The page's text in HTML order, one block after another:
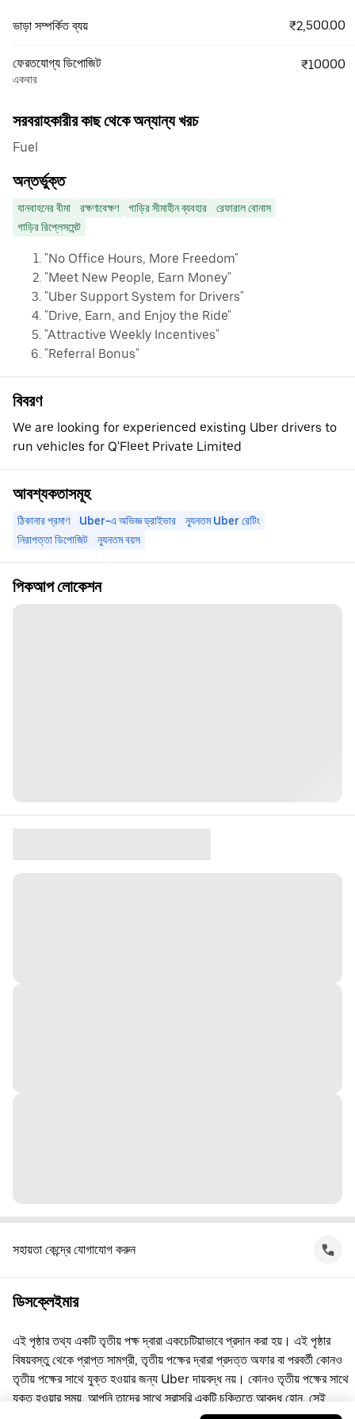
ভাড়া সম্পর্কিত ব্যয় ₹2,500.00
ফেরতযোগ্য ডিপোজিট
একবার
₹10000
সরবরাহকারীর কাছ থেকে অন্যান্য খরচ
Fuel
অন্তর্ভুক্ত
যানবাহনের বীমা রক্ষণাবেক্ষণ গাড়ির সীমাহীন ব্যবহার
রেফারাল বোনাস
গাড়ির রিপ্লেসমেন্ট
"No Office Hours, More Freedom"
"Meet New People, Earn Money"
"Uber Support System for Drivers"
"Drive, Earn, and Enjoy the Ride"
"Attractive Weekly Incentives"
"Referral Bonus"
বিবরণ
We are looking for experienced existing Uber drivers to
run vehicles for Q'Fleet Private Limited
আবশ্যকতাসমূহ
ঠিকানার প্রমাণ Uber-এ অভিজ্ঞ ড্রাইভার
ন্যূনতম Uber রেটিং
নিরাপত্তা ডিপোজিট
ন্যূনতম বয়স
পিকআপ লোকেশন
সহায়তা কেন্দ্রে যোগাযোগ করুন
ডিসক্লেইমার
এই পৃষ্ঠার তথ্য একটি তৃতীয় পক্ষ দ্বারা একচেটিয়াভাবে প্রদান করা হয়। এই পৃষ্ঠার
বিষয়বস্তু থেকে প্রাপ্ত সামগ্রী, তৃতীয় পক্ষের দ্বারা প্রদত্ত অফার বা পরবর্তী কোনও
তৃতীয় পক্ষের সাথে যুক্ত হওয়ার জন্য Uber দায়বদ্ধ নয়। কোনও তৃতীয় পক্ষের সাথে
যুক্ত হওয়ার সময়, আপনি তাদের সাথে সরাসরি একটি চুক্তিতে আবদ্ধ হোন, সেই